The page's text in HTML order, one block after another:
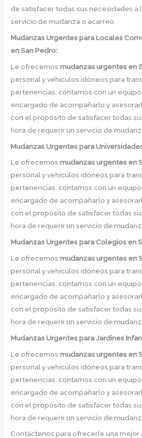
de satisfacer todas sus necesidades a
servicio de mudanza o acarreo.
Mudanzas Urgentes para Locales
en San Pedro:
Le ofrecemosmudanzas urgentes en
personal y vehículos idóneos para
pertenencias, contamos con un
encargado de acompañarlo y
con el propósito de satisfacer todas
hora de requerir un servicio de
Mudanzas Urgentes para
Le ofrecemosmudanzas urgentes en
personal y vehículos idóneos para
pertenencias, contamos con un
encargado de acompañarlo y
con el propósito de satisfacer todas
hora de requerir un servicio de
Mudanzas Urgentes para Colegios en
Le ofrecemosmudanzas urgentes en
personal y vehículos idóneos para
pertenencias, contamos con un
encargado de acompañarlo y
con el propósito de satisfacer todas
hora de requerir un servicio de
Mudanzas Urgentes para Jardines
Le ofrecemosmudanzas urgentes en
personal y vehículos idóneos para
pertenencias, contamos con un
encargado de acompañarlo y
con el propósito de satisfacer todas
hora de requerir un servicio de
Contáctenos para ofrecerle una mejor